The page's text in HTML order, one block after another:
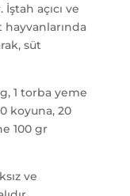
açıcı ve
hayvanlarında
süt
1 torba yeme
koyuna, 20
100 gr
ve